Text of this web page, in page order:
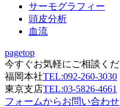
サーモグラフィー
頭皮分析
血流
pagetop
今すぐお気軽にご相談くだ
福岡本社TEL:092-260-3030
東京支店TEL:03-5826-4661
フォームからお問い合わせ